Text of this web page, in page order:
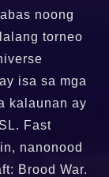
noong
torneo
isa sa mga
kalaunan ay
Fast
nanonood
Brood War.